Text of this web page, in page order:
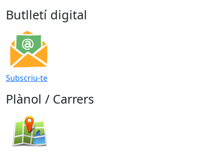
Butlletí digital
Subscriu-te
Plànol / Carrers